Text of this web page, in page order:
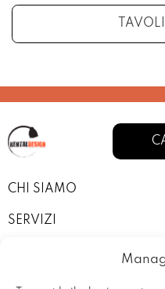
CHI SIAMO
SERVIZI
I NOSTRI ALLESTIMENTI
CONTATTI